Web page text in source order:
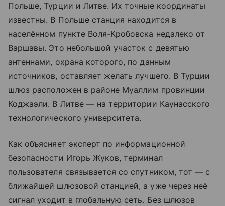
Польше, Турции и Литве. Их точные координаты
известны. В Польше станция находится в
населённом пункте Воля-Кробовска недалеко от
Варшавы. Это небольшой участок с девятью
антеннами, охрана которого, по данным
источников, оставляет желать лучшего. В Турции
шлюз расположен в районе Муаллим провинции
Коджаэли. В Литве — на территории Каунасского
технологического университета.
Как объясняет эксперт по информационной
безопасности Игорь Жуков, терминал
пользователя связывается со спутником, тот — с
ближайшей шлюзовой станцией, а уже через неё
сигнал уходит в глобальную сеть. Без шлюзов